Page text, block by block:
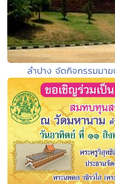
ลำปาง จัดกิจกรรมมา